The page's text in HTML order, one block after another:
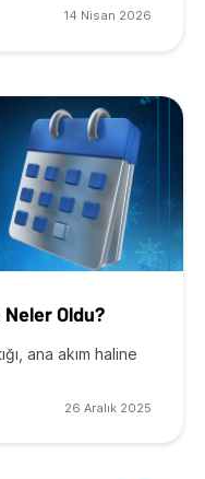
14 Nisan 2026
Oldu?
ana akım haline
26 Aralık 2025